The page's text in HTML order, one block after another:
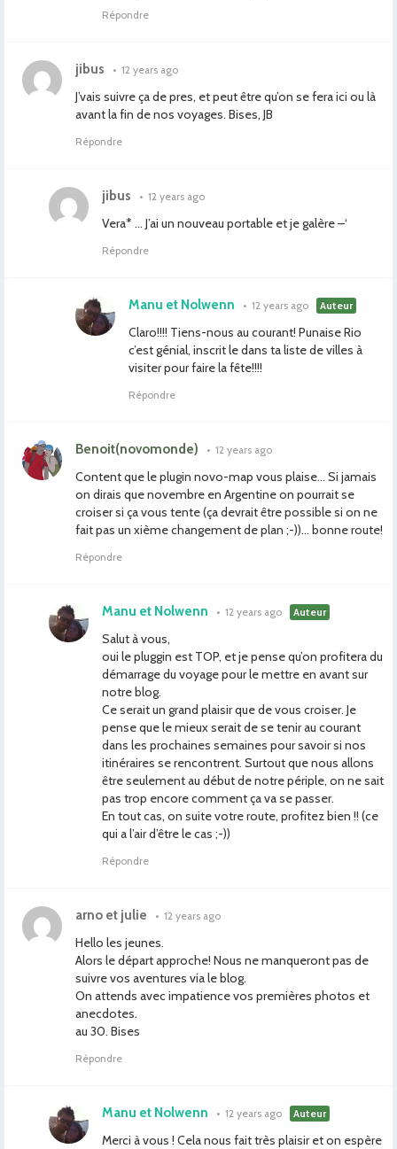
Répondre
jibus • 12 years ago
J’vais suivre ça de pres, et peut être qu’on se fera ici ou là
avant la fin de nos voyages. Bises, JB
Répondre
jibus • 12 years ago
Vera* … J’ai un nouveau portable et je galère –‘
Répondre
Manu et Nolwenn • 12 years ago Auteur
Claro!!!! Tiens-nous au courant! Punaise Rio
c’est génial, inscrit le dans ta liste de villes à
visiter pour faire la fête!!!!
Répondre
Benoit(novomonde) • 12 years ago
Content que le plugin novo-map vous plaise… Si jamais
on dirais que novembre en Argentine on pourrait se
croiser si ça vous tente (ça devrait être possible si on ne
fait pas un xième changement de plan ;-))… bonne route!
Répondre
Manu et Nolwenn • 12 years ago Auteur
Salut à vous,
oui le pluggin est TOP, et je pense qu’on profitera du
démarrage du voyage pour le mettre en avant sur
notre blog.
Ce serait un grand plaisir que de vous croiser. Je
pense que le mieux serait de se tenir au courant
dans les prochaines semaines pour savoir si nos
itinéraires se rencontrent. Surtout que nous allons
être seulement au début de notre périple, on ne sait
pas trop encore comment ça va se passer.
En tout cas, on suite votre route, profitez bien !! (ce
qui a l’air d’être le cas ;-))
Répondre
arno et julie • 12 years ago
Hello les jeunes.
Alors le départ approche! Nous ne manqueront pas de
suivre vos aventures via le blog.
On attends avec impatience vos premières photos et
anecdotes.
au 30. Bises
Répondre
Manu et Nolwenn • 12 years ago Auteur
Merci à vous ! Cela nous fait très plaisir et on espère